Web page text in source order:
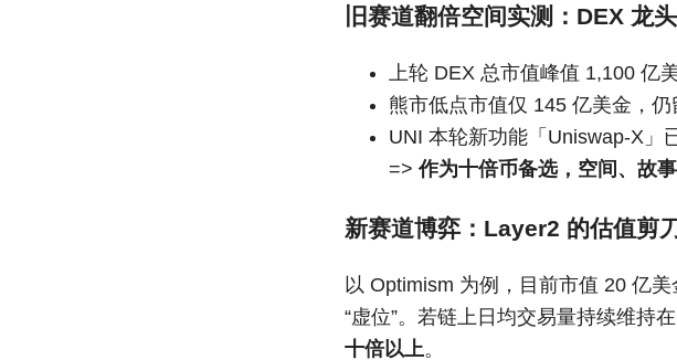
旧赛道翻倍空间实测：DEX 龙
上轮 DEX 总市值峰值 1,100 亿
熊市低点市值仅 145 亿美金，
UNI 本轮新功能「Uniswap-X」
=> 作为十倍币备选，空间、故
新赛道博弈：Layer2 的估值剪
以 Optimism 为例，目前市值 20 亿
“虚位”。若链上日均交易量持续维持
十倍以上。